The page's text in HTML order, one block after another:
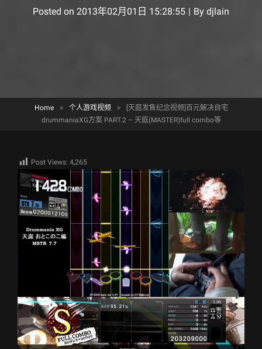
Posted on 2013年02月01日 15:28:55 | By Byline
djlain
Home > 个人游戏视频 >
[天庭发售纪念视频]百元解决自宅
drummaniaXG方案 PART.2 – 天庭(MASTER)full combo等
Post Views: 4,265